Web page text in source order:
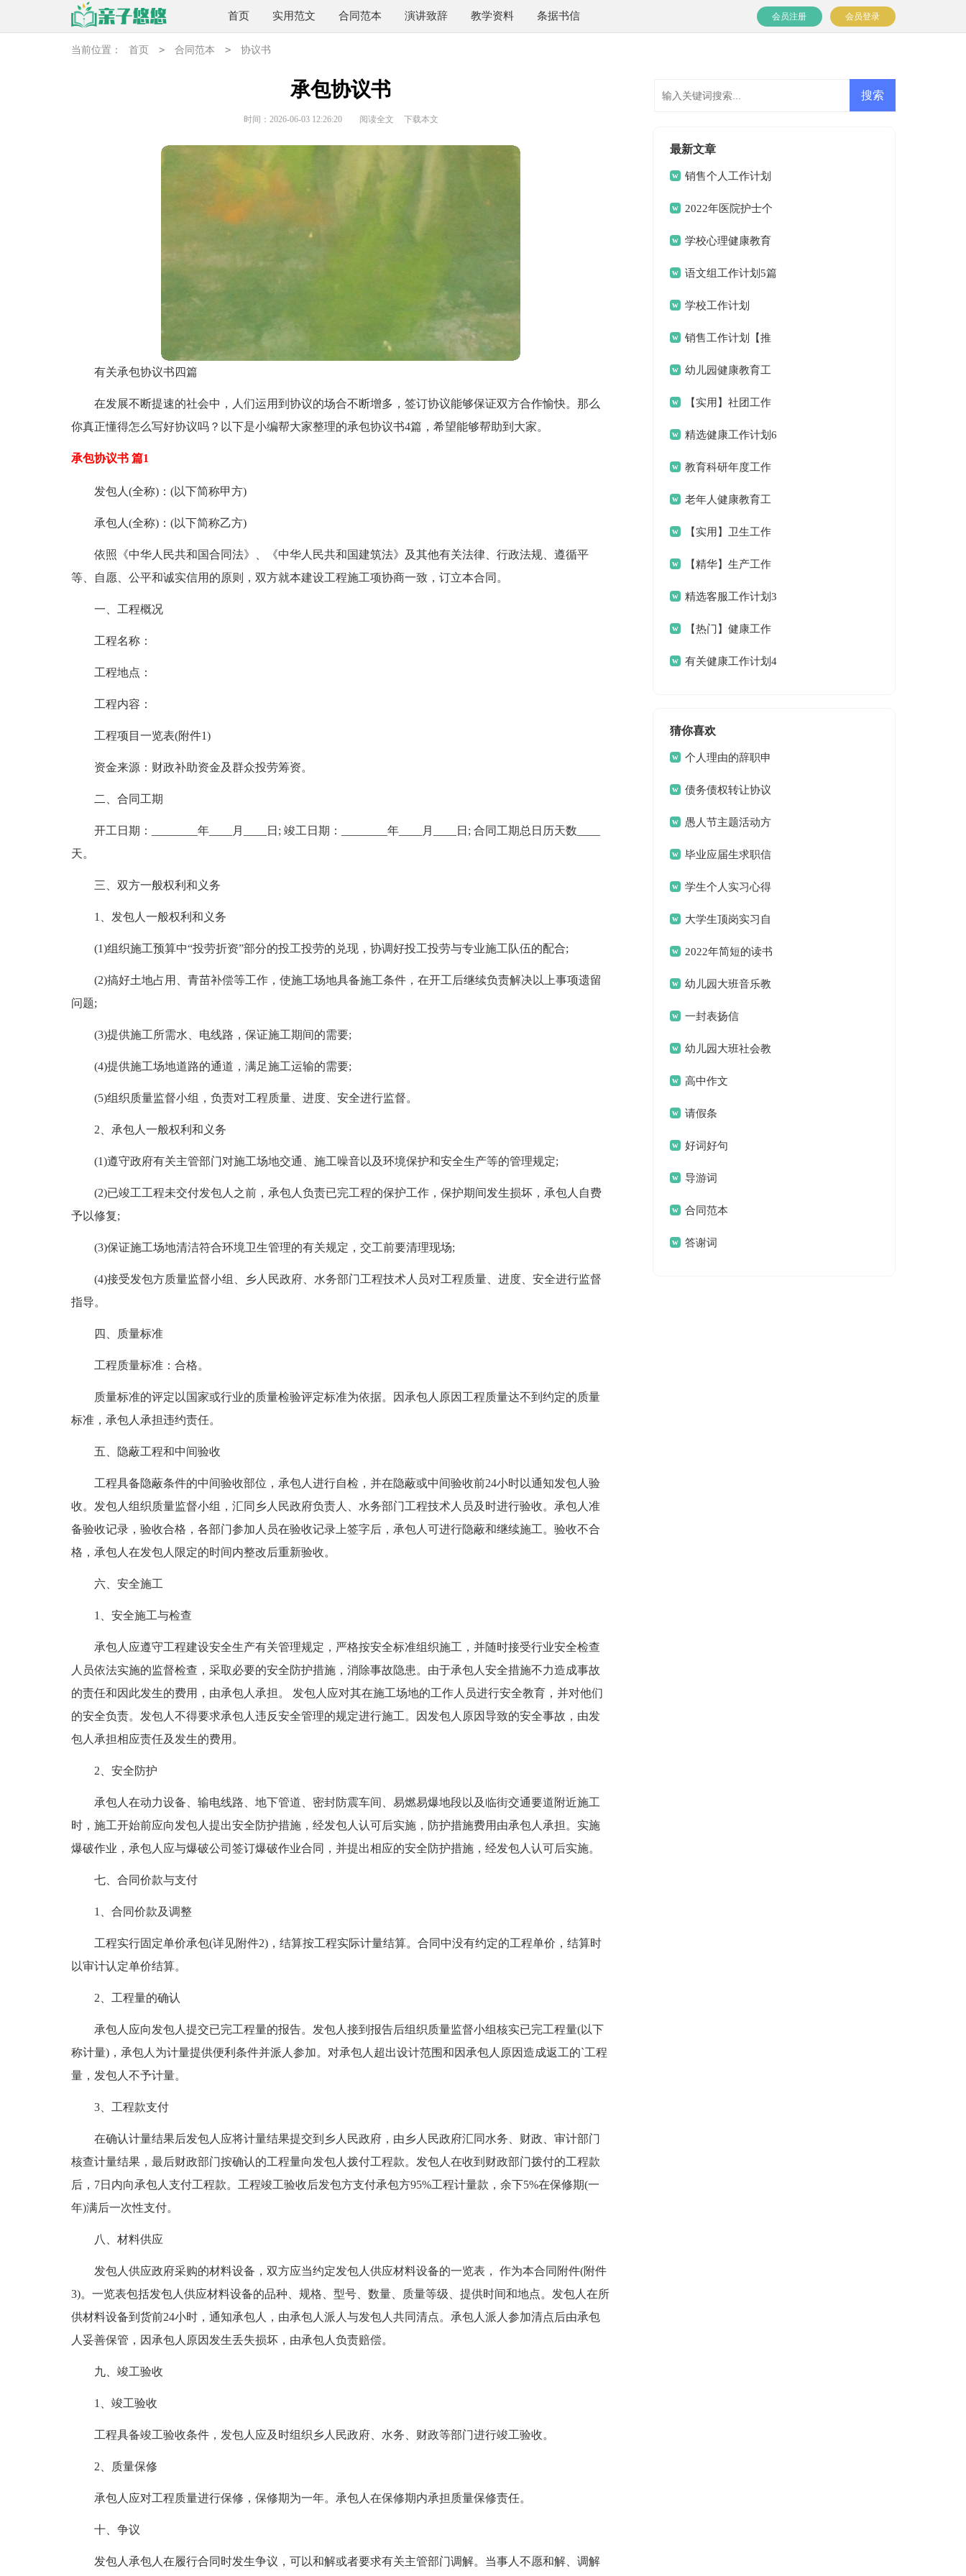
首页 实用范文 合同范本 演讲致辞 教学资料 条据书信 会员登录
会员注册
当前位置： 首页 > 合同范本 > 协议书
承包协议书
时间：2026-06-03 12:26:20 阅读全文 下载本文
有关承包协议书四篇
在发展不断提速的社会中，人们运用到协议的场合不断增多，签订协议能够保证双方合作愉快。那么
你真正懂得怎么写好协议吗？以下是小编帮大家整理的承包协议书4篇，希望能够帮助到大家。
承包协议书 篇1
发包人(全称)：(以下简称甲方)
承包人(全称)：(以下简称乙方)
依照《中华人民共和国合同法》、《中华人民共和国建筑法》及其他有关法律、行政法规、遵循平
等、自愿、公平和诚实信用的原则，双方就本建设工程施工项协商一致，订立本合同。
一、工程概况
工程名称：
工程地点：
工程内容：
工程项目一览表(附件1)
资金来源：财政补助资金及群众投劳筹资。
二、合同工期
开工日期：________年____月____日; 竣工日期：________年____月____日; 合同工期总日历天数____
天。
三、双方一般权利和义务
1、发包人一般权利和义务
(1)组织施工预算中“投劳折资”部分的投工投劳的兑现，协调好投工投劳与专业施工队伍的配合;
(2)搞好土地占用、青苗补偿等工作，使施工场地具备施工条件，在开工后继续负责解决以上事项遗留
问题;
(3)提供施工所需水、电线路，保证施工期间的需要;
(4)提供施工场地道路的通道，满足施工运输的需要;
(5)组织质量监督小组，负责对工程质量、进度、安全进行监督。
2、承包人一般权利和义务
(1)遵守政府有关主管部门对施工场地交通、施工噪音以及环境保护和安全生产等的管理规定;
(2)已竣工工程未交付发包人之前，承包人负责已完工程的保护工作，保护期间发生损坏，承包人自费
予以修复;
(3)保证施工场地清洁符合环境卫生管理的有关规定，交工前要清理现场;
(4)接受发包方质量监督小组、乡人民政府、水务部门工程技术人员对工程质量、进度、安全进行监督
指导。
四、质量标准
工程质量标准：合格。
质量标准的评定以国家或行业的质量检验评定标准为依据。因承包人原因工程质量达不到约定的质量
标准，承包人承担违约责任。
五、隐蔽工程和中间验收
工程具备隐蔽条件的中间验收部位，承包人进行自检，并在隐蔽或中间验收前24小时以通知发包人验
收。发包人组织质量监督小组，汇同乡人民政府负责人、水务部门工程技术人员及时进行验收。承包人准
备验收记录，验收合格，各部门参加人员在验收记录上签字后，承包人可进行隐蔽和继续施工。验收不合
格，承包人在发包人限定的时间内整改后重新验收。
六、安全施工
1、安全施工与检查
承包人应遵守工程建设安全生产有关管理规定，严格按安全标准组织施工，并随时接受行业安全检查
人员依法实施的监督检查，采取必要的安全防护措施，消除事故隐患。由于承包人安全措施不力造成事故
的责任和因此发生的费用，由承包人承担。 发包人应对其在施工场地的工作人员进行安全教育，并对他们
的安全负责。发包人不得要求承包人违反安全管理的规定进行施工。因发包人原因导致的安全事故，由发
包人承担相应责任及发生的费用。
2、安全防护
承包人在动力设备、输电线路、地下管道、密封防震车间、易燃易爆地段以及临街交通要道附近施工
时，施工开始前应向发包人提出安全防护措施，经发包人认可后实施，防护措施费用由承包人承担。实施
爆破作业，承包人应与爆破公司签订爆破作业合同，并提出相应的安全防护措施，经发包人认可后实施。
七、合同价款与支付
1、合同价款及调整
工程实行固定单价承包(详见附件2)，结算按工程实际计量结算。合同中没有约定的工程单价，结算时
以审计认定单价结算。
2、工程量的确认
承包人应向发包人提交已完工程量的报告。发包人接到报告后组织质量监督小组核实已完工程量(以下
称计量)，承包人为计量提供便利条件并派人参加。对承包人超出设计范围和因承包人原因造成返工的`工程
量，发包人不予计量。
3、工程款支付
在确认计量结果后发包人应将计量结果提交到乡人民政府，由乡人民政府汇同水务、财政、审计部门
核查计量结果，最后财政部门按确认的工程量向发包人拨付工程款。发包人在收到财政部门拨付的工程款
后，7日内向承包人支付工程款。工程竣工验收后发包方支付承包方95%工程计量款，余下5%在保修期(一
年)满后一次性支付。
八、材料供应
发包人供应政府采购的材料设备，双方应当约定发包人供应材料设备的一览表， 作为本合同附件(附件
3)。一览表包括发包人供应材料设备的品种、规格、型号、数量、质量等级、提供时间和地点。发包人在所
供材料设备到货前24小时，通知承包人，由承包人派人与发包人共同清点。承包人派人参加清点后由承包
人妥善保管，因承包人原因发生丢失损坏，由承包人负责赔偿。
九、竣工验收
1、竣工验收
工程具备竣工验收条件，发包人应及时组织乡人民政府、水务、财政等部门进行竣工验收。
2、质量保修
承包人应对工程质量进行保修，保修期为一年。承包人在保修期内承担质量保修责任。
十、争议
发包人承包人在履行合同时发生争议，可以和解或者要求有关主管部门调解。当事人不愿和解、调解
最新文章
销售个人工作计划
集锦15篇
2022年医院护士个
人工作计划
学校心理健康教育
工作计划15篇
语文组工作计划5篇
学校工作计划
销售工作计划【推
荐】幼儿园健康教育工
作计划(15篇)
【实用】社团工作
计划4篇
精选健康工作计划6
篇 教育科研年度工作
计划老年人健康教育工
作计划【实用】卫生工作
计划4篇【精华】生产工作
计划四篇
精选客服工作计划3
篇 【热门】健康工作
计划三篇
有关健康工作计划4
猜你喜欢
个人理由的辞职申
请书债务债权转让协议
愚人节主题活动方
案 毕业应届生求职信
13篇学生个人实习心得
体会大学生顶岗实习自
我总结2022年简短的读书
名言名句汇总79句
幼儿园大班音乐教
案(汇编15篇)
一封表扬信
幼儿园大班社会教
案集锦15篇
高中作文
请假条
好词好句
导游词
合同范本
答谢词